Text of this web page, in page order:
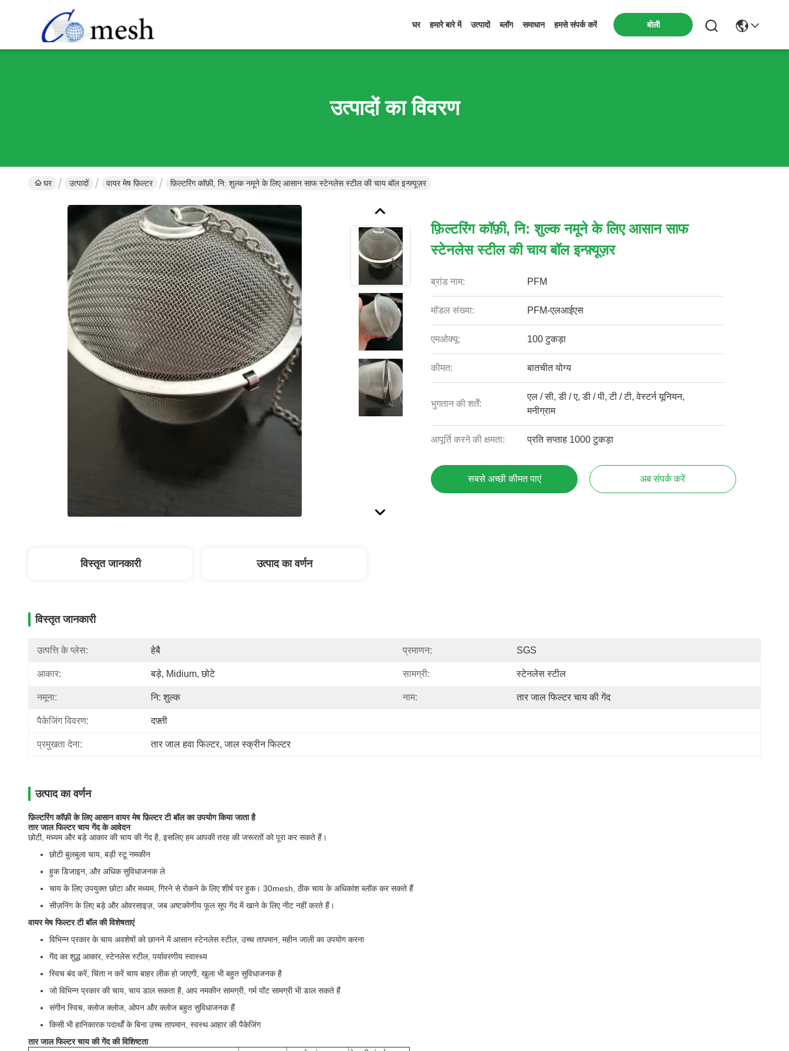
घर हमारे बारे में उत्पादों ब्लॉग समाधान हमसे संपर्क करें बोली
उत्पादों का विवरण
घर उत्पादों वायर मेष फ़िल्टर फ़िल्टरिंग कॉफ़ी, नि: शुल्क नमूने के लिए आसान साफ ​​स्टेनलेस स्टील की चाय बॉल इन्फ़्यूज़र
फ़िल्टरिंग कॉफ़ी, नि: शुल्क नमूने के लिए आसान साफ ​​
स्टेनलेस स्टील की चाय बॉल इन्फ़्यूज़र
ब्रांड नाम: PFM
मॉडल संख्या: PFM-एलआईएस
एमओक्यू: 100 टुकड़ा
कीमत: बातचीत योग्य
भुगतान की शर्तें:
एल / सी, डी / ए, डी / पी, टी / टी, वेस्टर्न यूनियन,
मनीग्राम
आपूर्ति करने की क्षमता: प्रति सप्ताह 1000 टुकड़ा
सबसे अच्छी कीमत पाएं अब संपर्क करें
विस्तृत जानकारी उत्पाद का वर्णन
विस्तृत जानकारी
उत्पत्ति के प्लेस: हेबै प्रमाणन: SGS
आकार: बड़े, Midium, छोटे सामग्री: स्टेनलेस स्टील
नमूना: नि: शुल्क नाम: तार जाल फिल्टर चाय की गेंद
पैकेजिंग विवरण: दफ़्ती
प्रमुखता देना: तार जाल हवा फिल्टर, जाल स्क्रीन फिल्टर
उत्पाद का वर्णन
फ़िल्टरिंग कॉफ़ी के लिए आसान वायर मेष फ़िल्टर टी बॉल का उपयोग किया जाता है
तार जाल फिल्टर चाय गेंद के आवेदन
छोटी, मध्यम और बड़े आकार की चाय की गेंद है, इसलिए हम आपकी तरह की जरूरतों को पूरा कर सकते हैं।
छोटी बुलबुला चाय, बड़ी स्टू नमकीन
हुक डिजाइन, और अधिक सुविधाजनक ले
चाय के लिए उपयुक्त छोटा और मध्यम, गिरने से रोकने के लिए शीर्ष पर हुक। 30mesh, ठीक चाय के अधिकांश ब्लॉक कर सकते हैं
सीज़निंग के लिए बड़े और ओवरसाइज़, जब अष्टकोणीय फूल सूप गेंद में खाने के लिए नीट नहीं करते हैं।
वायर मेष फिल्टर टी बॉल की विशेषताएं
विभिन्न प्रकार के चाय अवशेषों को छानने में आसान स्टेनलेस स्टील, उच्च तापमान, महीन जाली का उपयोग करना
गेंद का शुद्ध आकार, स्टेनलेस स्टील, पर्यावरणीय स्वास्थ्य
स्विच बंद करें, चिंता न करें चाय बाहर लीक हो जाएगी, खुला भी बहुत सुविधाजनक है
जो विभिन्न प्रकार की चाय, चाय डाल सकता है, आप नमकीन सामग्री, गर्म पॉट सामग्री भी डाल सकते हैं
संगीन स्विच, क्लोज क्लोज, ओपन और क्लोज बहुत सुविधाजनक हैं
किसी भी हानिकारक पदार्थों के बिना उच्च तापमान, स्वस्थ आहार की पैकेजिंग
तार जाल फिल्टर चाय की गेंद की विशिष्टता